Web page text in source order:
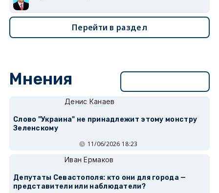
Перейти в раздел
Мнения
Денис Канаев
Слово "Украина" не принадлежит этому монстру
Зеленскому
11/06/2026 18:23
Иван Ермаков
Депутаты Севастополя: кто они для города —
представители или наблюдатели?